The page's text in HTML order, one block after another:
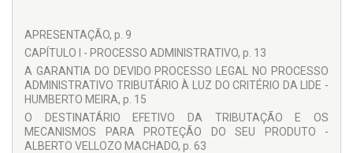
APRESENTAÇÃO, p. 9
CAPÍTULO I - PROCESSO ADMINISTRATIVO, p. 13
A GARANTIA DO DEVIDO PROCESSO LEGAL NO PROCESSO
ADMINISTRATIVO TRIBUTÁRIO À LUZ DO CRITÉRIO DA LIDE -
HUMBERTO MEIRA, p. 15
O DESTINATÁRIO EFETIVO DA TRIBUTAÇÃO E OS
MECANISMOS PARA PROTEÇÃO DO SEU PRODUTO -
ALBERTO VELLOZO MACHADO, p. 63